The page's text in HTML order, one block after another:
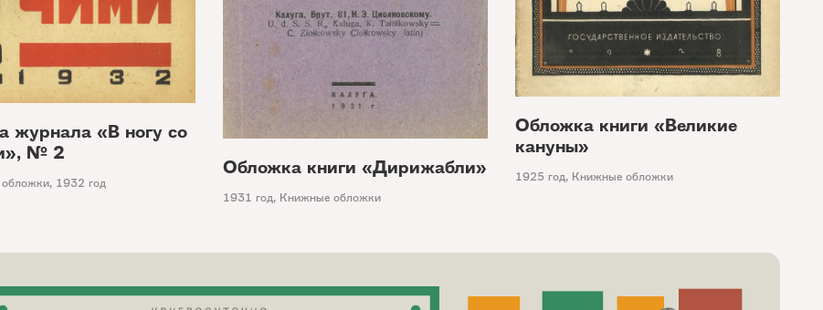
Обложка книги «Великие
кануны»
1925 год, Книжные обложки
журнала «В ногу со
№ 2
, 1932 год
Обложка книги «Дирижабли»
1931 год, Книжные обложки